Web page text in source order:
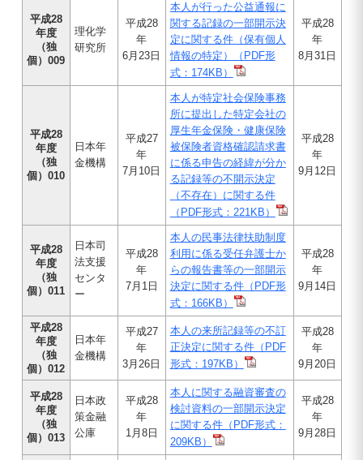
平成28
年度
（独
個）009
理化学
研究所
平成28
年
6月23日
本人が行った公益通報に
関する記録の一部開示決
定に関する件（保有個人
情報の特定）（PDF形
式：174KB）
平成28
年
8月31日
平成28
年度
（独
個）010
日本年
金機構
平成27
年
7月10日
本人が特定社会保険事務
所に提出した特定会社の
厚生年金保険・健康保険
被保険者資格確認請求書
に係る申告の経緯が分か
る記録等の不開示決定
（不存在）に関する件
（PDF形式：221KB）
平成28
年
9月12日
平成28
年度
（独
個）011
日本司
法支援
センタ
ー
平成28
年
7月1日
本人の民事法律扶助制度
利用に係る受任弁護士か
らの報告書等の一部開示
決定に関する件（PDF形
式：166KB）
平成28
年
9月14日
平成28
年度
（独
個）012
日本年
金機構
平成27
年
3月26日
本人の来所記録等の不訂
正決定に関する件（PDF
形式：197KB）
平成28
年
9月20日
平成28
年度
（独
個）013
日本政
策金融
公庫
平成28
年
1月8日
本人に関する融資審査の
検討資料の一部開示決定
に関する件（PDF形式：
209KB）
平成28
年
9月28日